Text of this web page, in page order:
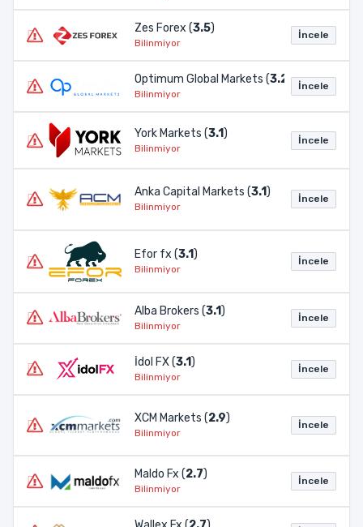
Zes Forex (3.5)
Bilinmiyor
İncele
Optimum Global Markets (3.2 )
Bilinmiyor
İncele
York Markets (3.1)
Bilinmiyor
İncele
Anka Capital Markets (3.1)
Bilinmiyor
İncele
Efor fx (3.1)
Bilinmiyor
İncele
Alba Brokers (3.1)
Bilinmiyor
İncele
İdol FX (3.1)
Bilinmiyor
İncele
XCM Markets (2.9)
Bilinmiyor
İncele
Maldo Fx (2.7)
Bilinmiyor
İncele